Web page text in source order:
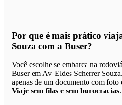
Por que é mais prático
Souza com a Buser?
Você escolhe se embarca na
Buser em Av. Eldes Scherrer
apenas de um documento com foto
Viaje sem filas e sem burocracias.